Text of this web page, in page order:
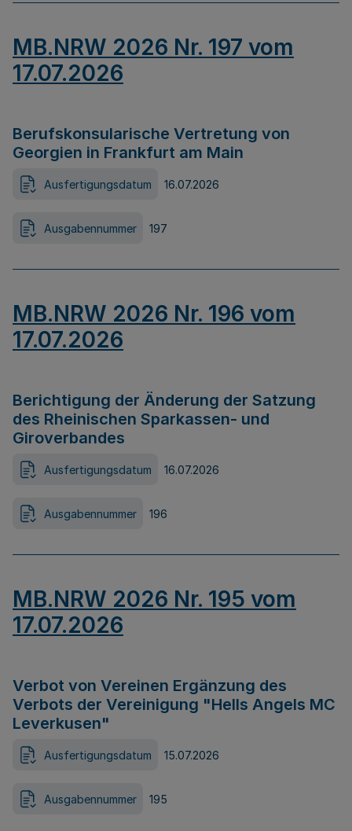
MB.NRW 2026 Nr. 197 vom
17.07.2026
Berufskonsularische Vertretung von
Georgien in Frankfurt am Main
Ausfertigungsdatum 16.07.2026
Ausgabennummer 197
MB.NRW 2026 Nr. 196 vom
17.07.2026
Berichtigung der Änderung der Satzung
des Rheinischen Sparkassen- und
Giroverbandes
Ausfertigungsdatum 16.07.2026
Ausgabennummer 196
MB.NRW 2026 Nr. 195 vom
17.07.2026
Verbot von Vereinen Ergänzung des
Verbots der Vereinigung "Hells Angels MC
Leverkusen"
Ausfertigungsdatum 15.07.2026
Ausgabennummer 195